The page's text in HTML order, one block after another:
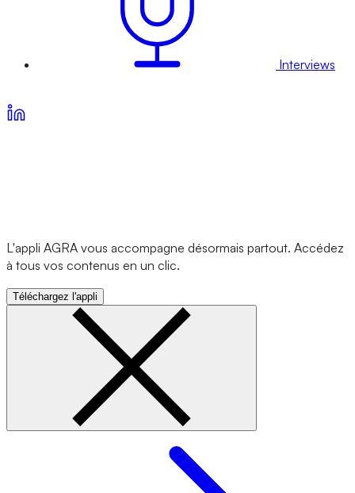
Interviews
L'appli AGRA vous accompagne désormais partout. Accédez
à tous vos contenus en un clic.
Téléchargez l'appli